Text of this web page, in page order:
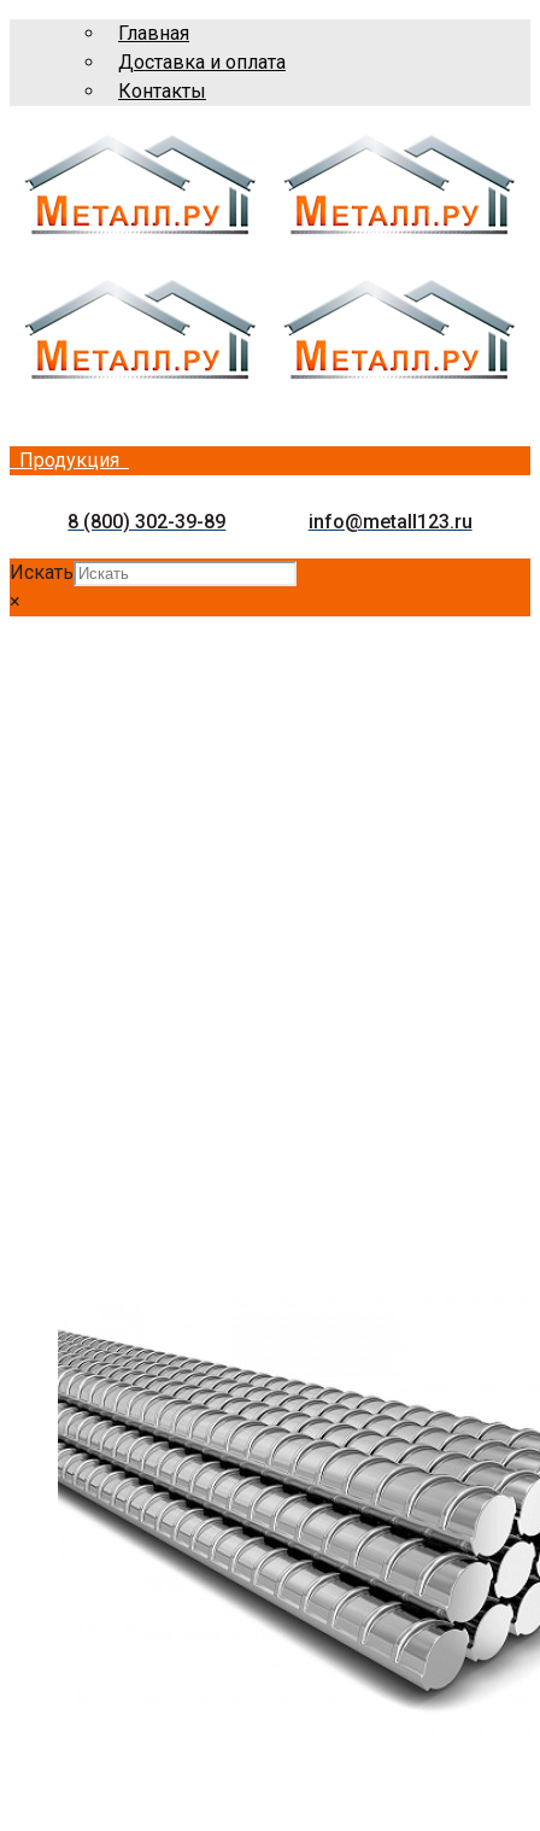
Главная
Доставка и оплата
Контакты
Продукция
8 (800) 302-39-89 info@metall123.ru
Искать
×